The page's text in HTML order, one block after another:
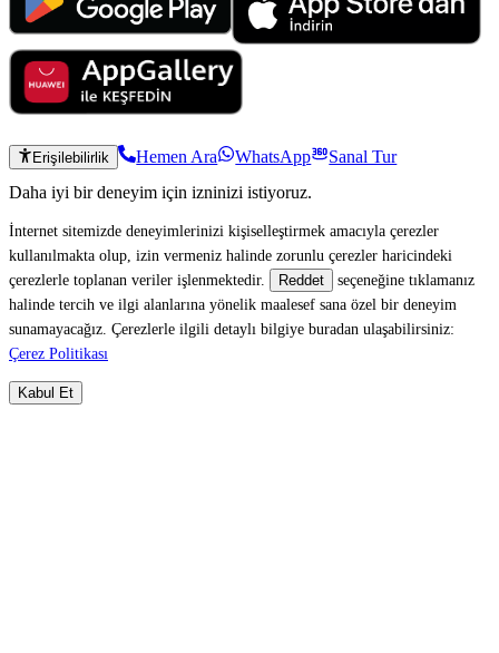
Erişilebilirlik Hemen Ara WhatsApp
Sanal Tur
Daha iyi bir deneyim için izninizi istiyoruz.
İnternet sitemizde deneyimlerinizi kişiselleştirmek amacıyla çerezler
kullanılmakta olup, izin vermeniz halinde zorunlu çerezler haricindeki
çerezlerle toplanan veriler işlenmektedir.
Reddet
seçeneğine tıklamanız
halinde tercih ve ilgi alanlarına yönelik maalesef sana özel bir deneyim
sunamayacağız. Çerezlerle ilgili detaylı bilgiye buradan ulaşabilirsiniz:
Çerez Politikası
Kabul Et